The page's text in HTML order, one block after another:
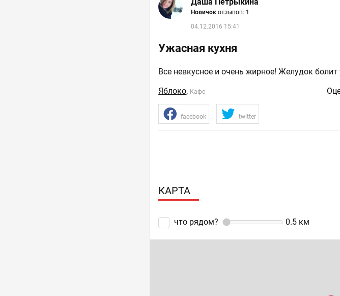
Новичокотзывов: 1
04.12.2016 15:41
Ужасная кухня
Все невкусное и очень жирное! Желудок
Яблоко, Кафе
facebook twitter
КАРТА
что рядом? 0.5 км